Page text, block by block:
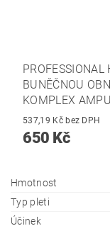
PROFESSIONAL
BUNĚČNOU
KOMPLEX
537,19 Kč bez DPH
650 Kč
Hmotnost
Typ pleti
Účinek